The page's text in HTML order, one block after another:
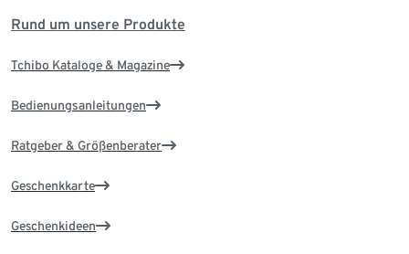
Rund um unsere Produkte
Tchibo Kataloge & Magazine
Bedienungsanleitungen
Ratgeber & Größenberater
Geschenkkarte
Geschenkideen